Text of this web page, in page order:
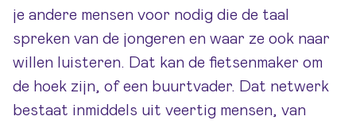
je andere mensen voor nodig die de taal
spreken van de jongeren en waar ze ook naar
willen luisteren. Dat kan de fietsenmaker om
de hoek zijn, of een buurtvader. Dat netwerk
bestaat inmiddels uit veertig mensen, van